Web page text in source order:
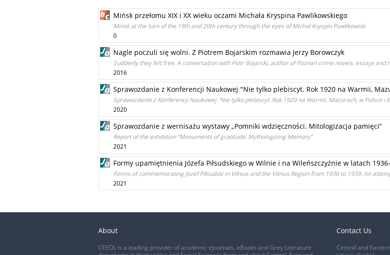
Mińsk przełomu XIX i XX wieku oczami Michała Kryspina Pawlikowskiego
Minsk at the turn of the 19th and 20th century through the eyes of Michał Kryspin Pawlikowski
0
Nagle poczuli się wolni. Z Piotrem Bojarskim rozmawia Jerzy Borowczyk
Suddenly they felt free. A conversation with Piotr Bojarski, author of Poznań crime novels, essays and
2016
Sprawozdanie z Konferencji Naukowej "Nie tylko plebiscyt. Rok 1920 na Warmii,
Sprawozdanie z Konferencji Naukowej "Nie tylko plebiscyt. Rok 1920 na Warmii, Mazurach, w Polsce i
2020
Sprawozdanie z wernisażu wystawy „Pomniki wdzięczności. Mitologizacja pamięci”
Report of the exhibition “Monuments of gratitude. Mythologizing Memory”
2021
Formy upamiętnienia Józefa Piłsudskiego w Wilnie i na Wileńszczyźnie w latach
Forms of commemorating Józef Piłsudski in Vilnius and the Vilnius Region from 1936 to 1939. An
2021
About
CEEOL is a leading provider of academic eJournals, eBooks and Grey Literature
Contact Us
Central and